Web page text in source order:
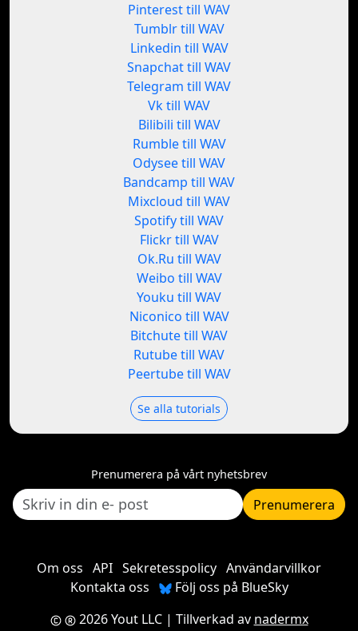
Pinterest till WAV
Tumblr till WAV
Linkedin till WAV
Snapchat till WAV
Telegram till WAV
Vk till WAV
Bilibili till WAV
Rumble till WAV
Odysee till WAV
Bandcamp till WAV
Mixcloud till WAV
Spotify till WAV
Flickr till WAV
Ok.Ru till WAV
Weibo till WAV
Youku till WAV
Niconico till WAV
Bitchute till WAV
Rutube till WAV
Peertube till WAV
Se alla tutorials
Prenumerera på vårt nyhetsbrev
Prenumerera
Om oss API Sekretesspolicy Användarvillkor
Kontakta oss
Följ oss på BlueSky
2026 Yout LLC| Tillverkad av nadermx